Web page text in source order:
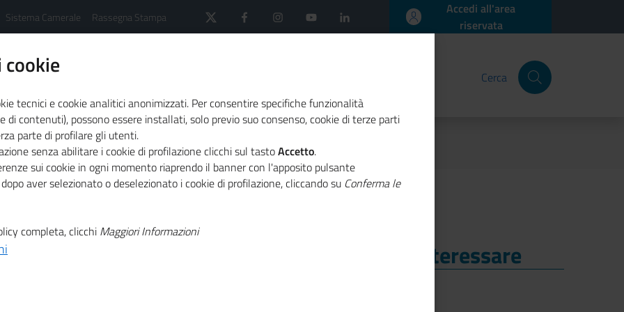
Sistema Camerale Rassegna Stampa
Accedi all'area
riservata
Cerca
sistema camerale Dicono di noi Ottobre 2024
una marcia in più
circolare, 571mila aziende
Ti Potrebbe Interessare
tecnici e cookie analitici anonimizzati. Per consentire specifiche funzionalità
di contenuti), possono essere installati, solo previo suo consenso, cookie di terze parti
parte di profilare gli utenti.
senza abilitare i cookie di profilazione clicchi sul tastoAccetto.
sui cookie in ogni momento riaprendo il banner con l'apposito pulsante
aver selezionato o deselezionato i cookie di profilazione, cliccando su Conferma le
completa, clicchi Maggiori Informazioni